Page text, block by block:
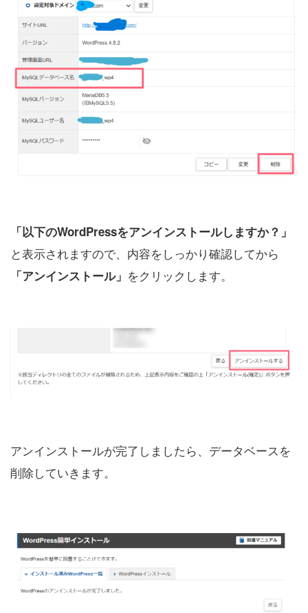
「以下のWordPressをアンインストールしますか？」
と表示されますので、内容をしっかり確認してから
「アンインストール」 をクリックします。
アンインストールが完了しましたら、データベースを
削除していきます。